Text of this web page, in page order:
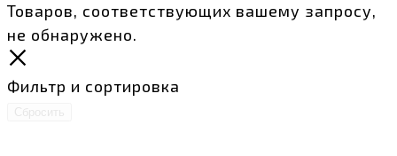
Товаров, соответствующих вашему запросу,
не обнаружено.
Фильтр и сортировка